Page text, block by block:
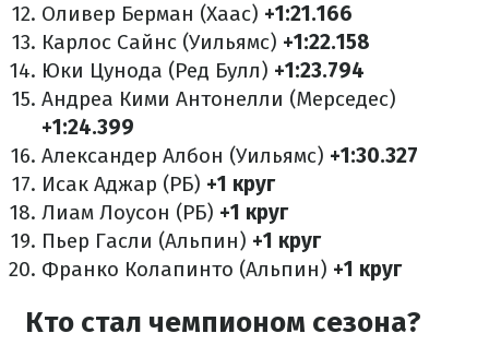
Оливер Берман (Хаас) +1:21.166
Карлос Сайнс (Уильямс) +1:22.158
Юки Цунода (Ред Булл) +1:23.794
Андреа Кими Антонелли (Мерседес)
+1:24.399
Александер Албон (Уильямс) +1:30.327
Исак Аджар (РБ) +1 круг
Лиам Лоусон (РБ) +1 круг
Пьер Гасли (Альпин) +1 круг
Франко Колапинто (Альпин) +1 круг
Кто стал чемпионом сезона?